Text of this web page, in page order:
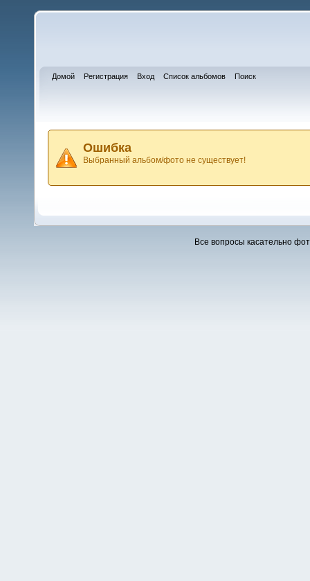
Домой Регистрация Вход Список альбомов Поиск
Ошибка
Выбранный альбом/фото не существует!
Все вопросы касательно